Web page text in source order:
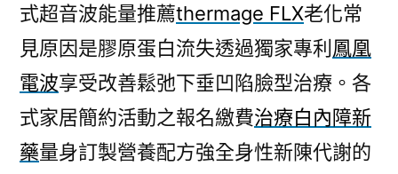
式超音波能量推薦thermage FLX老化常
見原因是膠原蛋白流失透過獨家專利 鳳凰
電波享受改善鬆弛下垂凹陷臉型治療。各
式家居簡約活動之報名繳費治療白內障新
藥量身訂製營養配方強全身性新陳代謝的